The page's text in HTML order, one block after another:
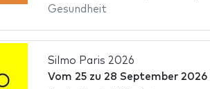
Gesundheit
Silmo Paris 2026
Vom 25zu 28 September 2026